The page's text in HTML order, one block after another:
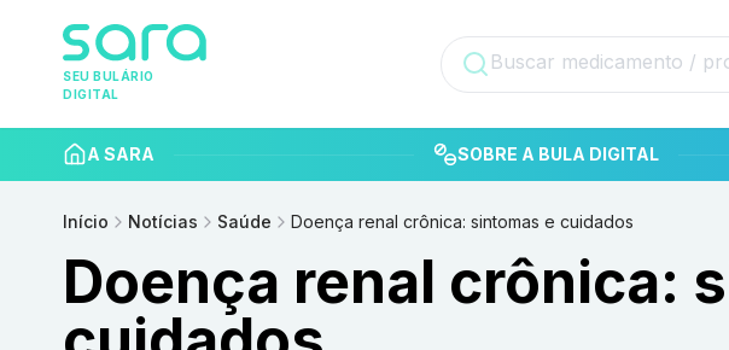
SEU BULÁRIO
DIGITAL
A SARA SOBRE A BULA DIGITAL
Início Notícias Saúde Doença renal crônica: sintomas e cuidados
Doença renal crônica: